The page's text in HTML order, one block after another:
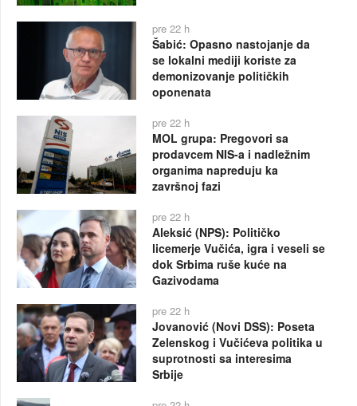
pre 22 h
Šabić: Opasno nastojanje da
se lokalni mediji koriste za
demonizovanje političkih
oponenata
pre 22 h
MOL grupa: Pregovori sa
prodavcem NIS-a i nadležnim
organima napreduju ka
završnoj fazi
pre 22 h
Aleksić (NPS): Političko
licemerje Vučića, igra i veseli se
dok Srbima ruše kuće na
Gazivodama
pre 22 h
Jovanović (Novi DSS): Poseta
Zelenskog i Vučićeva politika u
suprotnosti sa interesima
Srbije